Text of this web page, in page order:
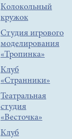
Колокольный
кружок
Студия игрового
моделирования
«Тропинка»
Клуб
«Странники»
Театральная
студия
«Весточка»
Клуб